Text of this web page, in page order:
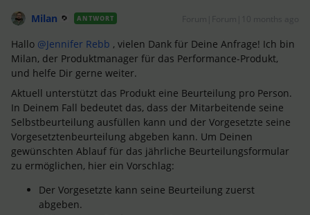
Milan ANTWORT
Hallo ​ @Jennifer Rebb , vielen Dank für Deine Anfrage! Ich bin
Milan, der Produktmanager für das Performance-Produkt,
und helfe Dir gerne weiter.
Aktuell unterstützt das Produkt eine Beurteilung pro Person.
In Deinem Fall bedeutet das, dass der Mitarbeitende seine
Selbstbeurteilung ausfüllen kann und der Vorgesetzte seine
Vorgesetztenbeurteilung abgeben kann. Um Deinen
gewünschten Ablauf für das jährliche Beurteilungsformular
zu ermöglichen, hier ein Vorschlag:
Der Vorgesetzte kann seine Beurteilung zuerst
abgeben.